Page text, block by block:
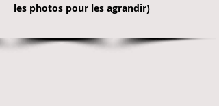
les photos pour les agrandir)